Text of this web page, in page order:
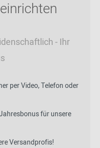
- Ihr
per Video, Telefon oder
für unsere
Versandprofis!